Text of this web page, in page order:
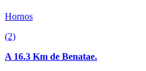
Hornos
(2)
A 16.3 Km de Benatae.